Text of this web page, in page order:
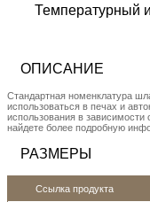
Температурный
ОПИСАНИЕ
Стандартная номенклатура
использоваться в печах и
использования в
найдете более подробную
РАЗМЕРЫ
Ссылка продукта